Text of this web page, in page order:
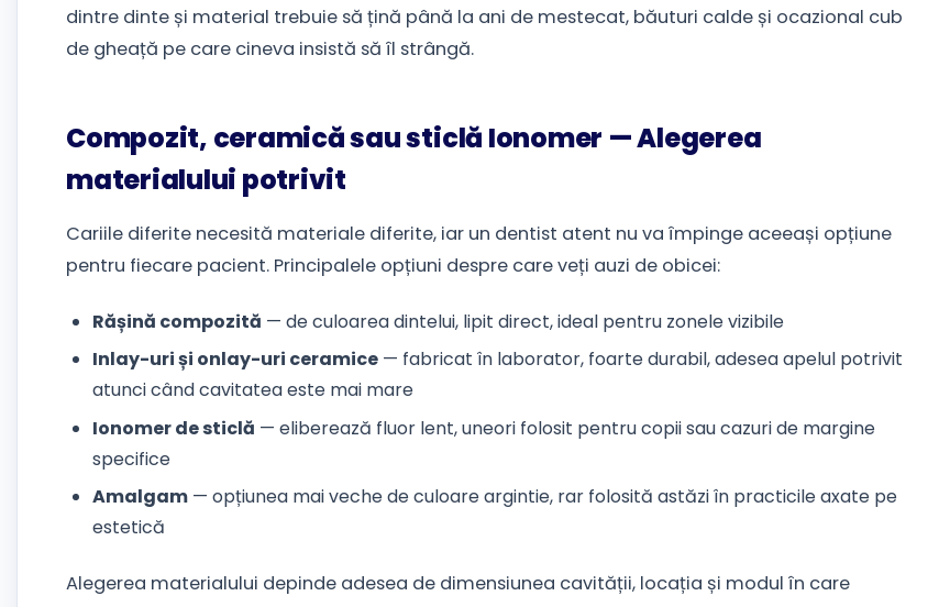
dintre dinte și material trebuie să țină până la ani de mestecat, băuturi calde și ocazional cub
de gheață pe care cineva insistă să îl strângă.
Compozit, ceramică sau sticlă Ionomer — Alegerea
materialului potrivit
Cariile diferite necesită materiale diferite, iar un dentist atent nu va împinge aceeași opțiune
pentru fiecare pacient. Principalele opțiuni despre care veți auzi de obicei:
Rășină compozită — de culoarea dintelui, lipit direct, ideal pentru zonele vizibile
Inlay-uri și onlay-uri ceramice — fabricat în laborator, foarte durabil, adesea apelul potrivit
atunci când cavitatea este mai mare
Ionomer de sticlă — eliberează fluor lent, uneori folosit pentru copii sau cazuri de margine
specifice
Amalgam — opțiunea mai veche de culoare argintie, rar folosită astăzi în practicile axate pe
estetică
Alegerea materialului depinde adesea de dimensiunea cavității, locația și modul în care